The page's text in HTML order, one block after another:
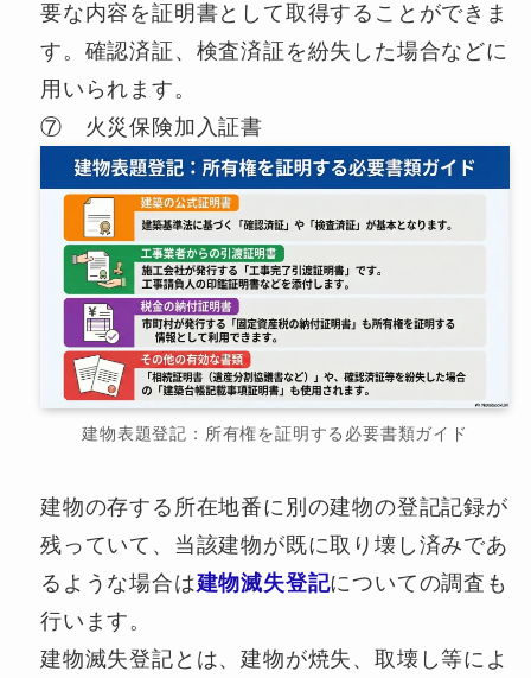
要な内容を証明書として取得することができま
す。確認済証、検査済証を紛失した場合などに
用いられます。
⑦ 火災保険加入証書
建物表題登記：所有権を証明する必要書類ガイド
建物の存する所在地番に別の建物の登記記録が
残っていて、当該建物が既に取り壊し済みであ
るような場合は建物滅失登記についての調査も
行います。
建物滅失登記とは、建物が焼失、取壊し等によ